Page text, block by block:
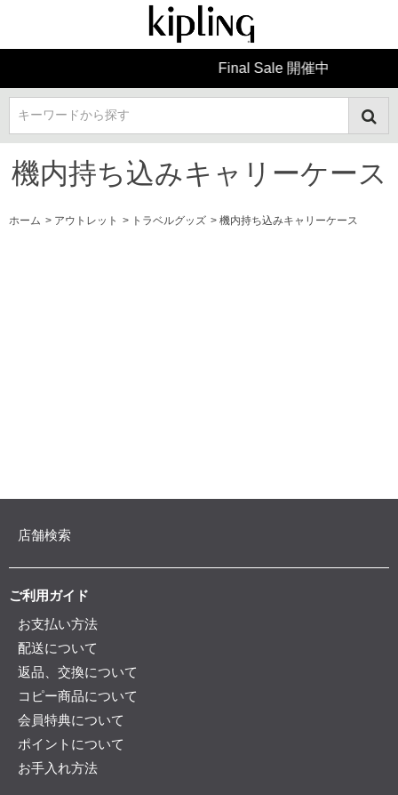
Final Sale 開催中
キーワードから探す
機内持ち込みキャリーケース
ホーム > アウトレット > トラベルグッズ > 機内持ち込みキャリーケース
店舗検索
ご利用ガイド
お支払い方法
配送について
返品、交換について
コピー商品について
会員特典について
ポイントについて
お手入れ方法